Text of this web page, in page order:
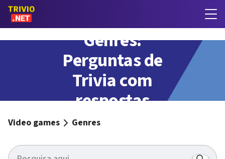
Genres:
Perguntas de
Trivia com
respostas
Video games Genres